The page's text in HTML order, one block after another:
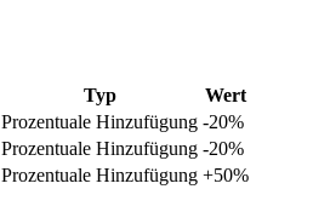
Typ
Wert
Prozentuale Hinzufügung -20%
Prozentuale Hinzufügung -20%
Prozentuale Hinzufügung +50%